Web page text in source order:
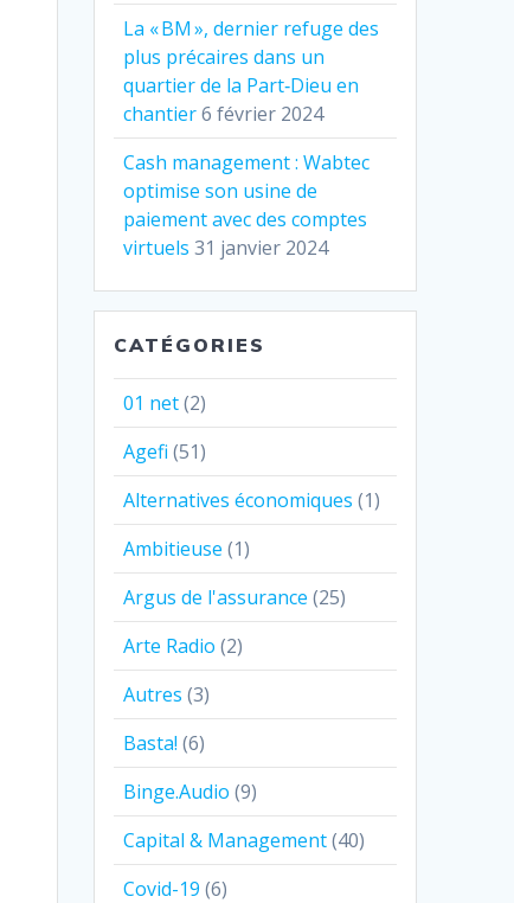
La « BM », dernier refuge des
plus précaires dans un
quartier de la Part‐Dieu en
chantier6 février 2024
Cash management : Wabtec
optimise son usine de
paiement avec des comptes
virtuels 31 janvier 2024
CATÉGORIES
01 net(2)
Agefi (51)
Alternatives économiques (1)
Ambitieuse (1)
Argus de l'assurance (25)
Arte Radio (2)
Autres (3)
Basta! (6)
Binge.Audio (9)
Capital & Management(40)
Covid-19 (6)